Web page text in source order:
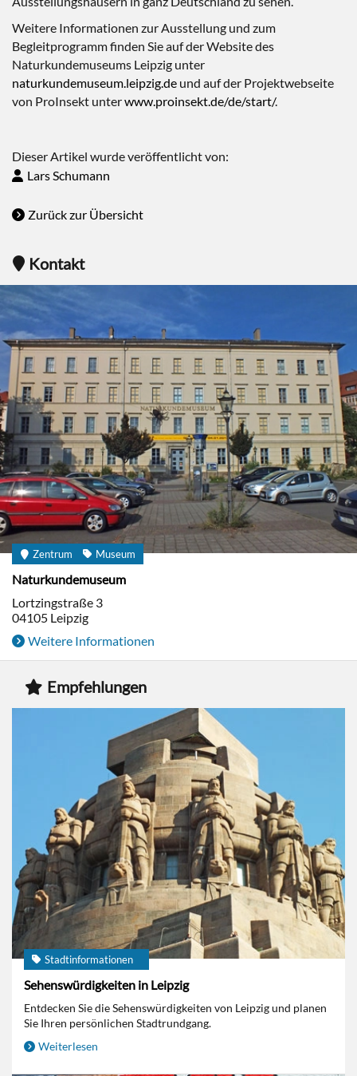
Weitere Informationen zur Ausstellung und zum
Begleitprogramm finden Sie auf der Website des
Naturkundemuseums Leipzig unter
naturkundemuseum.leipzig.de und auf der Projektwebseite
von ProInsekt unterwww.proinsekt.de/de/start/.
Dieser Artikel wurde veröffentlicht von:
Lars Schumann
Zurück zur Übersicht
Kontakt
Zentrum Museum
Naturkundemuseum
Lortzingstraße 3
04105 Leipzig
Weitere Informationen
Empfehlungen
Stadtinformationen
Sehenswürdigkeiten in Leipzig
Entdecken Sie die Sehenswürdigkeiten von Leipzig und planen
Sie Ihren persönlichen Stadtrundgang.
Weiterlesen